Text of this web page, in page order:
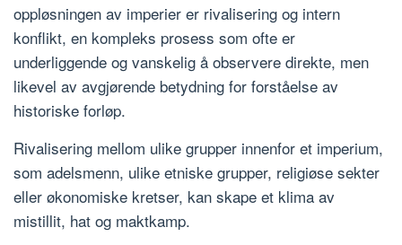
oppløsningen av imperier er rivalisering og intern
konflikt, en kompleks prosess som ofte er
underliggende og vanskelig å observere direkte, men
likevel av avgjørende betydning for forståelse av
historiske forløp.
Rivalisering mellom ulike grupper innenfor et imperium,
som adelsmenn, ulike etniske grupper, religiøse sekter
eller økonomiske kretser, kan skape et klima av
mistillit, hat og maktkamp.